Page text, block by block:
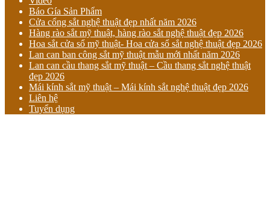
Báo Gía Sản Phẩm
Cửa cổng sắt nghệ thuật đẹp nhất năm 2026
Hàng rào sắt mỹ thuật, hàng rào sắt nghệ thuật đẹp 2026
Hoa sắt cửa sổ mỹ thuật- Hoa cửa sổ sắt nghệ thuật đẹp 2026
Lan can ban công sắt mỹ thuật mẫu mới nhất năm 2026
Lan can cầu thang sắt mỹ thuật – Cầu thang sắt nghệ thuật
đẹp 2026
Mái kính sắt mỹ thuật – Mái kính sắt nghệ thuật đẹp 2026
Liên hệ
Tuyển dụng